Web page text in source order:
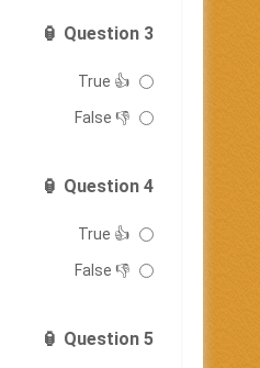
Question 3 🏮
👍 True
👎 False
Question 4 🏮
👍 True
👎 False
Question 5 🏮